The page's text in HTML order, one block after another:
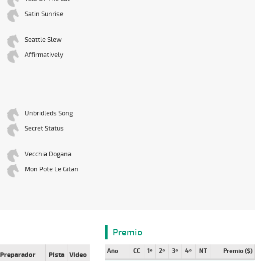
Satin Sunrise
Seattle Slew
Affirmatively
Unbridleds Song
Secret Status
Vecchia Dogana
Mon Pote Le Gitan
Preparador Pista Video
Premio
Año CC 1º 2º 3º 4º NT Premio ($)